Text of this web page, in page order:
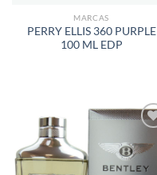
MARCAS
PERRY ELLIS 360 PURPLE
100 ML EDP
AÑADIR
A LA
LISTA